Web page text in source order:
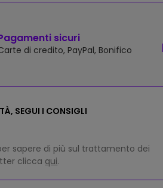
sicuri
di credito, PayPal, Bonifico
SEGUI I CONSIGLI
sapere di più sul trattamento dei
clicca qui.